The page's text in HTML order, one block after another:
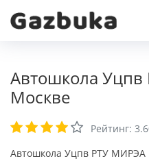
Автошкола
Москве
Рейтинг:
Автошкола Уцпв РТУ МИРЭА